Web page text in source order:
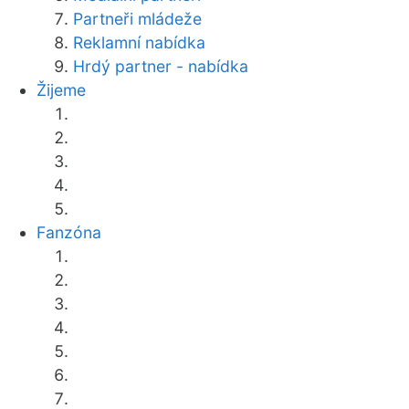
Partneři mládeže
Reklamní nabídka
Hrdý partner - nabídka
Žijeme
Fanzóna